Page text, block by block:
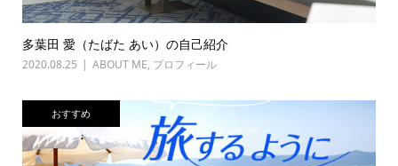
多葉田 愛（たばた あい）の自己紹介
2020.08.25 ABOUT ME, プロフィール
おすすめ